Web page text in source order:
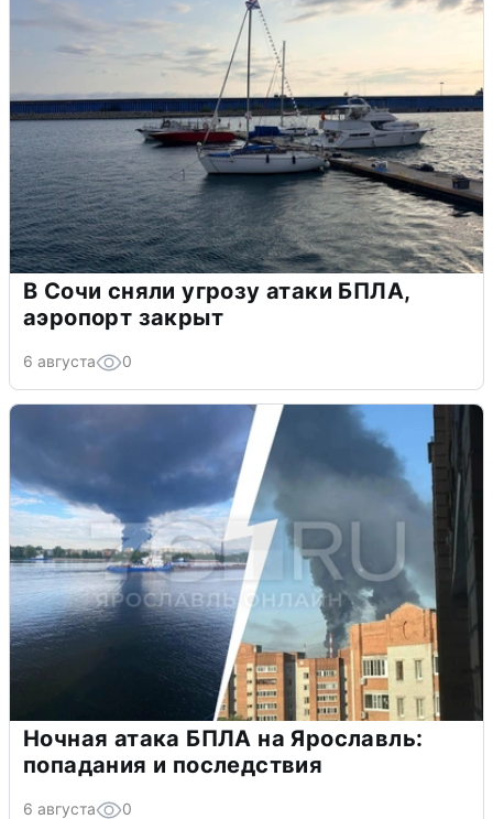
В Сочи сняли угрозу атаки БПЛА,
аэропорт закрыт
6 августа 0
Ночная атака БПЛА на Ярославль:
попадания и последствия
6 августа 0